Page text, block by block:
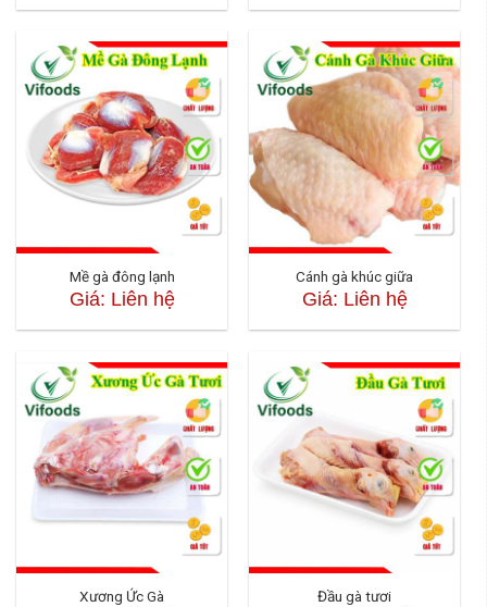
Mề gà đông lạnh
Giá: Liên hệ
Cánh gà khúc giữa
Giá: Liên hệ
Xương Ức Gà Đầu gà tươi